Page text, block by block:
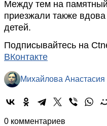
Между тем на
приезжали также
детей.
Подписывайтесь на
ВКонтакте
Михайлова Анастасия
0 комментариев